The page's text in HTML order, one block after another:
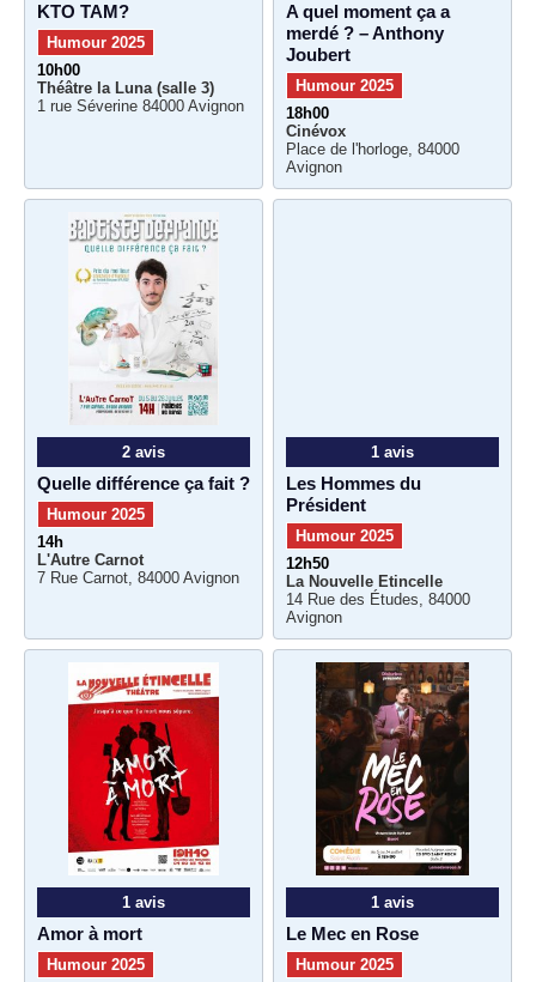
KTO TAM?
Humour 2025
10h00
Théâtre la Luna (salle 3)
1 rue Séverine 84000 Avignon
A quel moment ça a
merdé ? – Anthony
Joubert
Humour 2025
18h00
Cinévox
Place de l'horloge, 84000
Avignon
2 avis
Quelle différence ça fait ?
Humour 2025
14h
L'Autre Carnot
7 Rue Carnot, 84000 Avignon
1 avis
Les Hommes du
Président
Humour 2025
12h50
La Nouvelle Etincelle
14 Rue des Études, 84000
Avignon
1 avis
Amor à mort
Humour 2025
1 avis
Le Mec en Rose
Humour 2025